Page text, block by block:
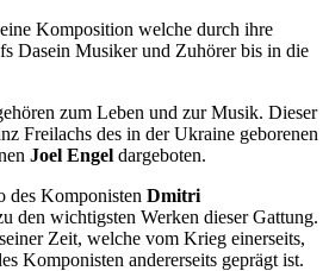
Komposition welche durch ihre
Dasein Musiker und Zuhörer bis in die
zum Leben und zur Musik. Dieser
Freilachs des in der Ukraine geborenen
Joel Engel dargeboten.
des Komponisten Dmitri
den wichtigsten Werken dieser Gattung.
Zeit, welche vom Krieg einerseits,
Komponisten andererseits geprägt ist.